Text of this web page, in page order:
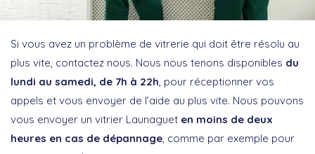
Si vous avez un problème de vitrerie qui doit être résolu au
plus vite, contactez nous. Nous nous tenons disponibles du
lundi au samedi, de 7h à 22h, pour réceptionner vos
appels et vous envoyer de l’aide au plus vite. Nous pouvons
vous envoyer un vitrier Launaguet en moins de deux
heures en cas de dépannage, comme par exemple pour